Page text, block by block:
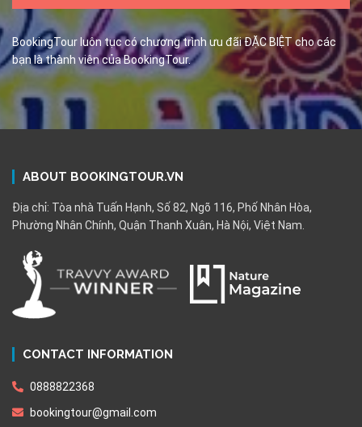
BookingTour luôn tục có chương trình ưu đãi ĐẶC BIỆT cho các
bạn là thành viên của BookingTour.
ABOUT BOOKINGTOUR.VN
Địa chỉ: Tòa nhà Tuấn Hạnh, Số 82, Ngõ 116, Phố Nhân Hòa,
Phường Nhân Chính, Quận Thanh Xuân, Hà Nội, Việt Nam.
CONTACT INFORMATION
0888822368
bookingtour@gmail.com